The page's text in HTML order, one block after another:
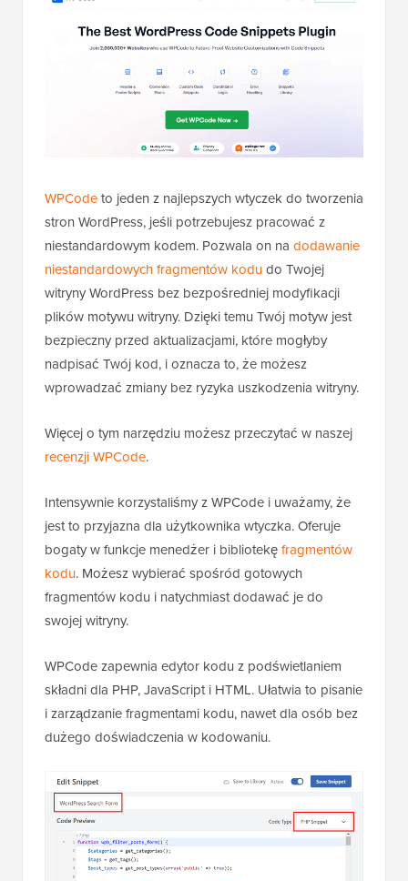
WPCodeto jeden z najlepszych wtyczek do tworzenia
stron WordPress, jeśli potrzebujesz pracować z
niestandardowym kodem. Pozwala on na dodawanie
niestandardowych fragmentów kodudo Twojej
witryny WordPress bez bezpośredniej modyfikacji
plików motywu witryny. Dzięki temu Twój motyw jest
bezpieczny przed aktualizacjami, które mogłyby
nadpisać Twój kod, i oznacza to, że możesz
wprowadzać zmiany bez ryzyka uszkodzenia witryny.
Więcej o tym narzędziu możesz przeczytać w naszej
recenzji WPCode.
Intensywnie korzystaliśmy z WPCode i uważamy, że
jest to przyjazna dla użytkownika wtyczka. Oferuje
bogaty w funkcje menedżer i bibliotekęfragmentów
kodu. Możesz wybierać spośród gotowych
fragmentów kodu i natychmiast dodawać je do
swojej witryny.
WPCode zapewnia edytor kodu z podświetlaniem
składni dla PHP, JavaScript i HTML. Ułatwia to pisanie
i zarządzanie fragmentami kodu, nawet dla osób bez
dużego doświadczenia w kodowaniu.